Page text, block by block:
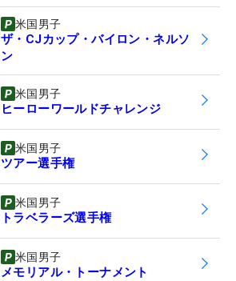
米国男子
ザ・CJカップ・バイロン・ネルソ
ン
米国男子
ヒーローワールドチャレンジ
米国男子
ツアー選手権
米国男子
トラベラーズ選手権
米国男子
メモリアル・トーナメント